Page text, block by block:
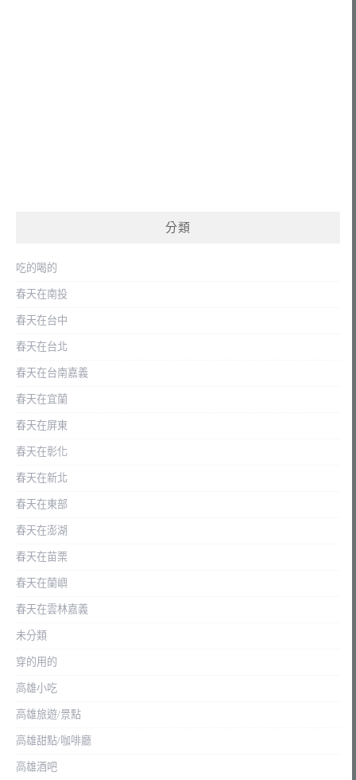
分類
吃的喝的
春天在南投
春天在台中
春天在台北
春天在台南嘉義
春天在宜蘭
春天在屏東
春天在彰化
春天在新北
春天在東部
春天在澎湖
春天在苗栗
春天在蘭嶼
春天在雲林嘉義
未分類
穿的用的
高雄小吃
高雄旅遊/景點
高雄甜點/咖啡廳
高雄酒吧